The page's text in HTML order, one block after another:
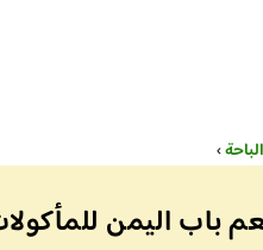
الباحة›
باب اليمن